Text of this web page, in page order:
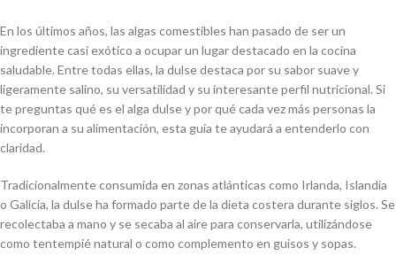
En los últimos años, las algas comestibles han pasado de ser un
ingrediente casi exótico a ocupar un lugar destacado en la cocina
saludable. Entre todas ellas, la dulse destaca por su sabor suave y
ligeramente salino, su versatilidad y su interesante perfil nutricional. Si
te preguntas qué es el alga dulse y por qué cada vez más personas la
incorporan a su alimentación, esta guía te ayudará a entenderlo con
claridad.
Tradicionalmente consumida en zonas atlánticas como Irlanda, Islandia
o Galicia, la dulse ha formado parte de la dieta costera durante siglos. Se
recolectaba a mano y se secaba al aire para conservarla, utilizándose
como tentempié natural o como complemento en guisos y sopas.